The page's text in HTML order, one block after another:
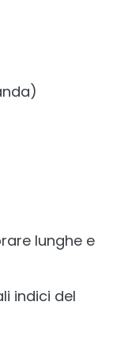
lunghe e
indici del